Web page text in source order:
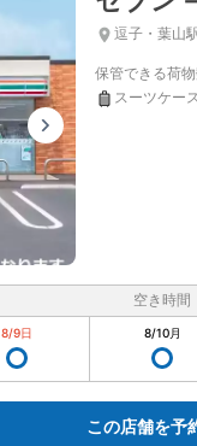
逗子・葉山
保管できる荷
スーツケー
空き時間
8/9日 8/10月
この店舗を予